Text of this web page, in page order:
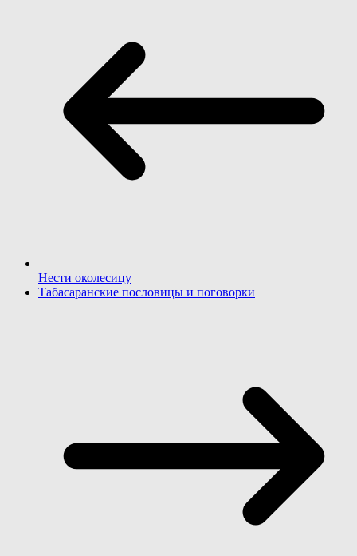
Нести околесицу
Табасаранские пословицы и поговорки